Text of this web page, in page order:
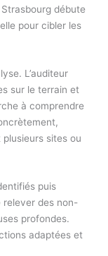
débute
pour cibler les
L’auditeur
sur le terrain et
à comprendre
sites ou
puis
relever des non-
profondes.
adaptées et